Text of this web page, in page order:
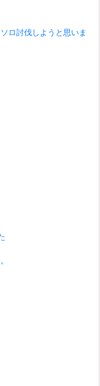
ロ討伐しようと思いま